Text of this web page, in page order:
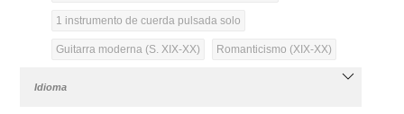
1 instrumento de cuerda pulsada solo
Guitarra moderna (S. XIX-XX) Romanticismo (XIX-XX)
Idioma